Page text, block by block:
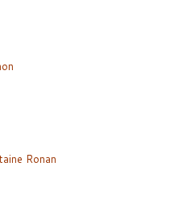
Ronan